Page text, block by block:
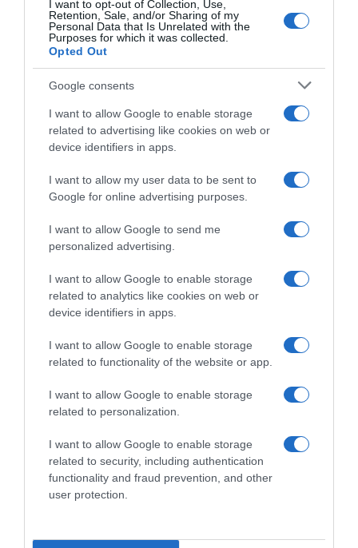
I want to opt-out of Collection, Use,
Retention, Sale, and/or Sharing of my
Personal Data that Is Unrelated with the
Purposes for which it was collected.
Opted Out
Google consents
I want to allow Google to enable storage
related to advertising like cookies on web or
device identifiers in apps.
I want to allow my user data to be sent to
Google for online advertising purposes.
I want to allow Google to send me
personalized advertising.
I want to allow Google to enable storage
related to analytics like cookies on web or
device identifiers in apps.
I want to allow Google to enable storage
related to functionality of the website or app.
I want to allow Google to enable storage
related to personalization.
I want to allow Google to enable storage
related to security, including authentication
functionality and fraud prevention, and other
user protection.
Γερμανία: Ισόβια σε 25χρονο Αφγανό
ρίχνοντας το αυτοκίνητό του σε
διαδήλωση στο Μόναχο
Σκοτώθηκε μια μητέρα και το δίχρονο παιδί της